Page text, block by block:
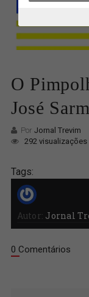
O
José
Por Jornal Trevim
292 visualizações
Tags:
Autor: Jornal
0 Comentários